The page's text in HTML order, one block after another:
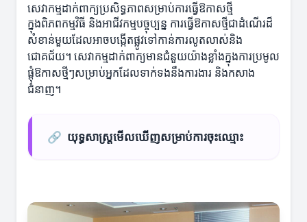
សេវាកម្មដាក់ពាក្យប្រសិទ្ធភាពសម្រាប់ការធ្វើឱកាសថ្មី
ក្នុងពិភពកម្មវិធី និងអាជីវកម្មបច្ចុប្បន្ន ការធ្វើឱកាសថ្មីជាដំណើរដ៏
សំខាន់មួយដែលអាចបង្កើតផ្លូវទៅកាន់ការលូតលាស់និង
ជោគជ័យ។ សេវាកម្មដាក់ពាក្យមានជំនួយយ៉ាងខ្លាំងក្នុងការប្រមូល
ផ្តុំឱកាសថ្មីៗសម្រាប់អ្នកដែលទាក់ទងនឹងការងារ និងកសាង
ជំនាញ។
🔗 យុទ្ធសាស្ត្រមើលឃើញសម្រាប់ការចុះឈ្មោះ